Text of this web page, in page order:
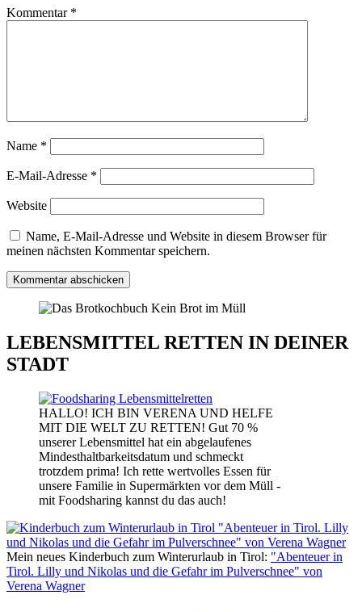
Kommentar *
Name *
E-Mail-Adresse *
Website
Name, E-Mail-Adresse und Website in diesem Browser für
meinen nächsten Kommentar speichern.
LEBENSMITTEL RETTEN IN DEINER
STADT
HALLO! ICH BIN VERENA UND HELFE
MIT DIE WELT ZU RETTEN! Gut 70 %
unserer Lebensmittel hat ein abgelaufenes
Mindesthaltbarkeitsdatum und schmeckt
trotzdem prima! Ich rette wertvolles Essen für
unsere Familie in Supermärkten vor dem Müll -
mit Foodsharing kannst du das auch!
Mein neues Kinderbuch zum Winterurlaub in Tirol: "Abenteuer in
Tirol. Lilly und Nikolas und die Gefahr im Pulverschnee" von
Verena Wagner